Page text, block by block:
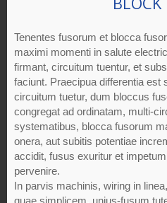
Tenentes fusorum et blocca
maximi momenti in salute
firmant, circuitum tuentur, et
faciunt. Praecipua differentia est
circuitum tuetur, dum bloccus
congregat ad ordinatam, multi-
systematibus, blocca fusorum
onera, aut subitis potentiae
accidit, fusus exuritur et
pervenire.
In parvis machinis, wiring in
quae simplicem, unius-fusum